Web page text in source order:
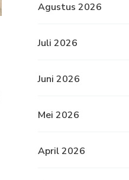
Agustus 2026
Juli 2026
Juni 2026
Mei 2026
April 2026